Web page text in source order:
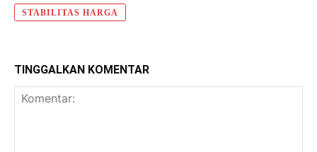
STABILITAS HARGA
TINGGALKAN KOMENTAR